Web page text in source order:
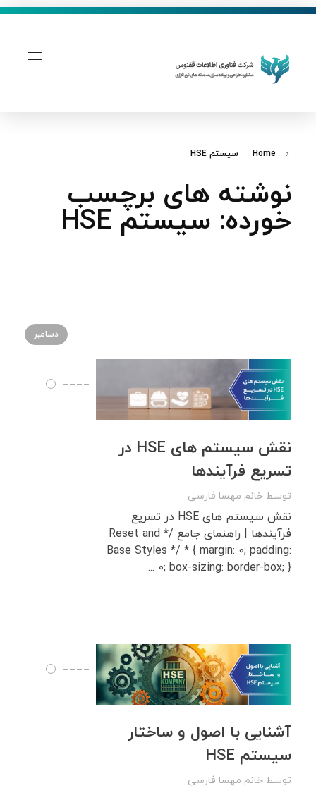
Home سیستم HSE
نوشته های برچسب
خورده: سیستم HSE
دسامبر
نقش سیستم‌ های HSE در
تسریع فرآیندها
توسط خانم مهسا فارسی
نقش سیستم‌ های HSE در تسریع
فرآیندها | راهنمای جامع /* Reset and
Base Styles */ * { margin: 0; padding:
0; box-sizing: border-box; } ...
آشنایی با اصول و ساختار
سیستم HSE
توسط خانم مهسا فارسی